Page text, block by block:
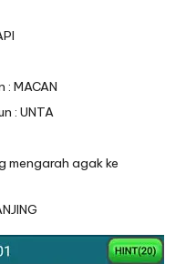
MACAN
: UNTA
mengarah agak ke